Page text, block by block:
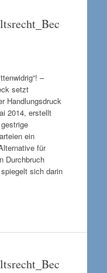
–
setzt
Handlungsdruck
2014, erstellt
ein
für
Durchbruch
sich darin